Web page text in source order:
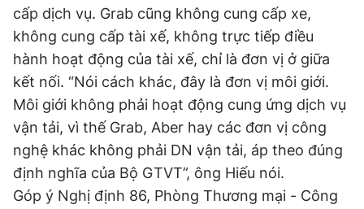
Đặt báo Quảng cáo RSS Tòa soạn Chính sách bảo
Tổng biên tập: Nguyễn Ngọc Toàn
Phó tổng biên tập thường trực: Hải Thành
Phó tổng biên tập: Lâm Hiếu Dũng
Phó tổng biên tập: Trần Việt Hưng
Tổng thư ký tòa soạn: Đức Trung
Giấy phép xuất bản số 110/GP - BTTTT cấp ngày 24.3.2020
© 2003-2026 Bản quyền thuộc về Báo Thanh Niên. Cấm sao
chép dưới mọi hình thức nếu không có sự chấp thuận bằng văn
bản. Phát triển bởi ePi Technologies, JSC.
cấp dịch vụ. Grab cũng không cung cấp xe,
không cung cấp tài xế, không trực tiếp điều
hành hoạt động của tài xế, chỉ là đơn vị ở giữa
kết nối. “Nói cách khác, đây là đơn vị môi giới.
Môi giới không phải hoạt động cung ứng dịch vụ
vận tải, vì thế Grab, Aber hay các đơn vị công
nghệ khác không phải DN vận tải, áp theo đúng
định nghĩa của Bộ GTVT”, ông Hiếu nói.
Góp ý Nghị định 86, Phòng Thương mại - Công